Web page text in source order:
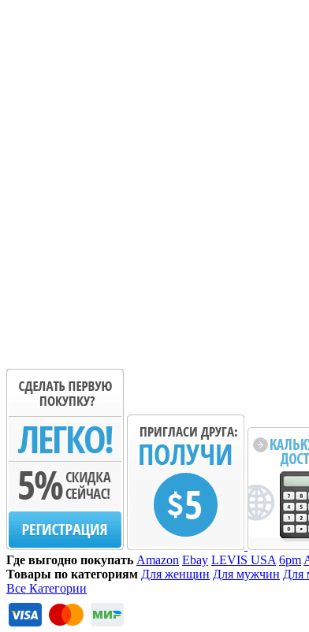
Где выгодно покупать Amazon Ebay LEVIS USA 6pm
Товары по категориям Для женщин Для мужчин Для
Все Категории